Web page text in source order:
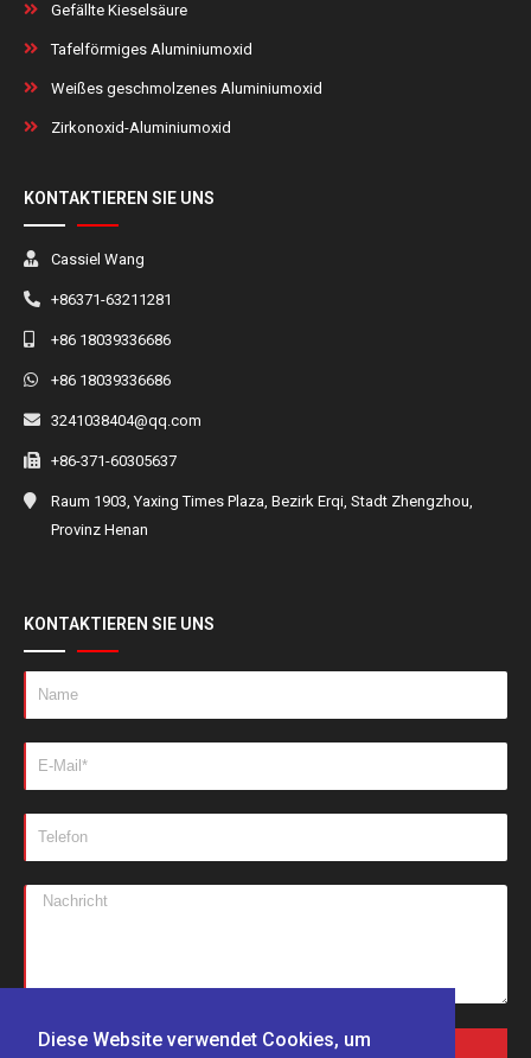
Diese Website verwendet Cookies, um
Gefällte Kieselsäure
Tafelförmiges Aluminiumoxid
Weißes geschmolzenes Aluminiumoxid
Zirkonoxid-Aluminiumoxid
KONTAKTIEREN SIE UNS
Cassiel Wang
+86371-63211281
+86 18039336686
+86 18039336686
3241038404@qq.com
+86-371-60305637
Raum 1903, Yaxing Times Plaza, Bezirk Erqi, Stadt Zhengzhou,
Provinz Henan
KONTAKTIEREN SIE UNS
NACHRICHTEN SENDEN